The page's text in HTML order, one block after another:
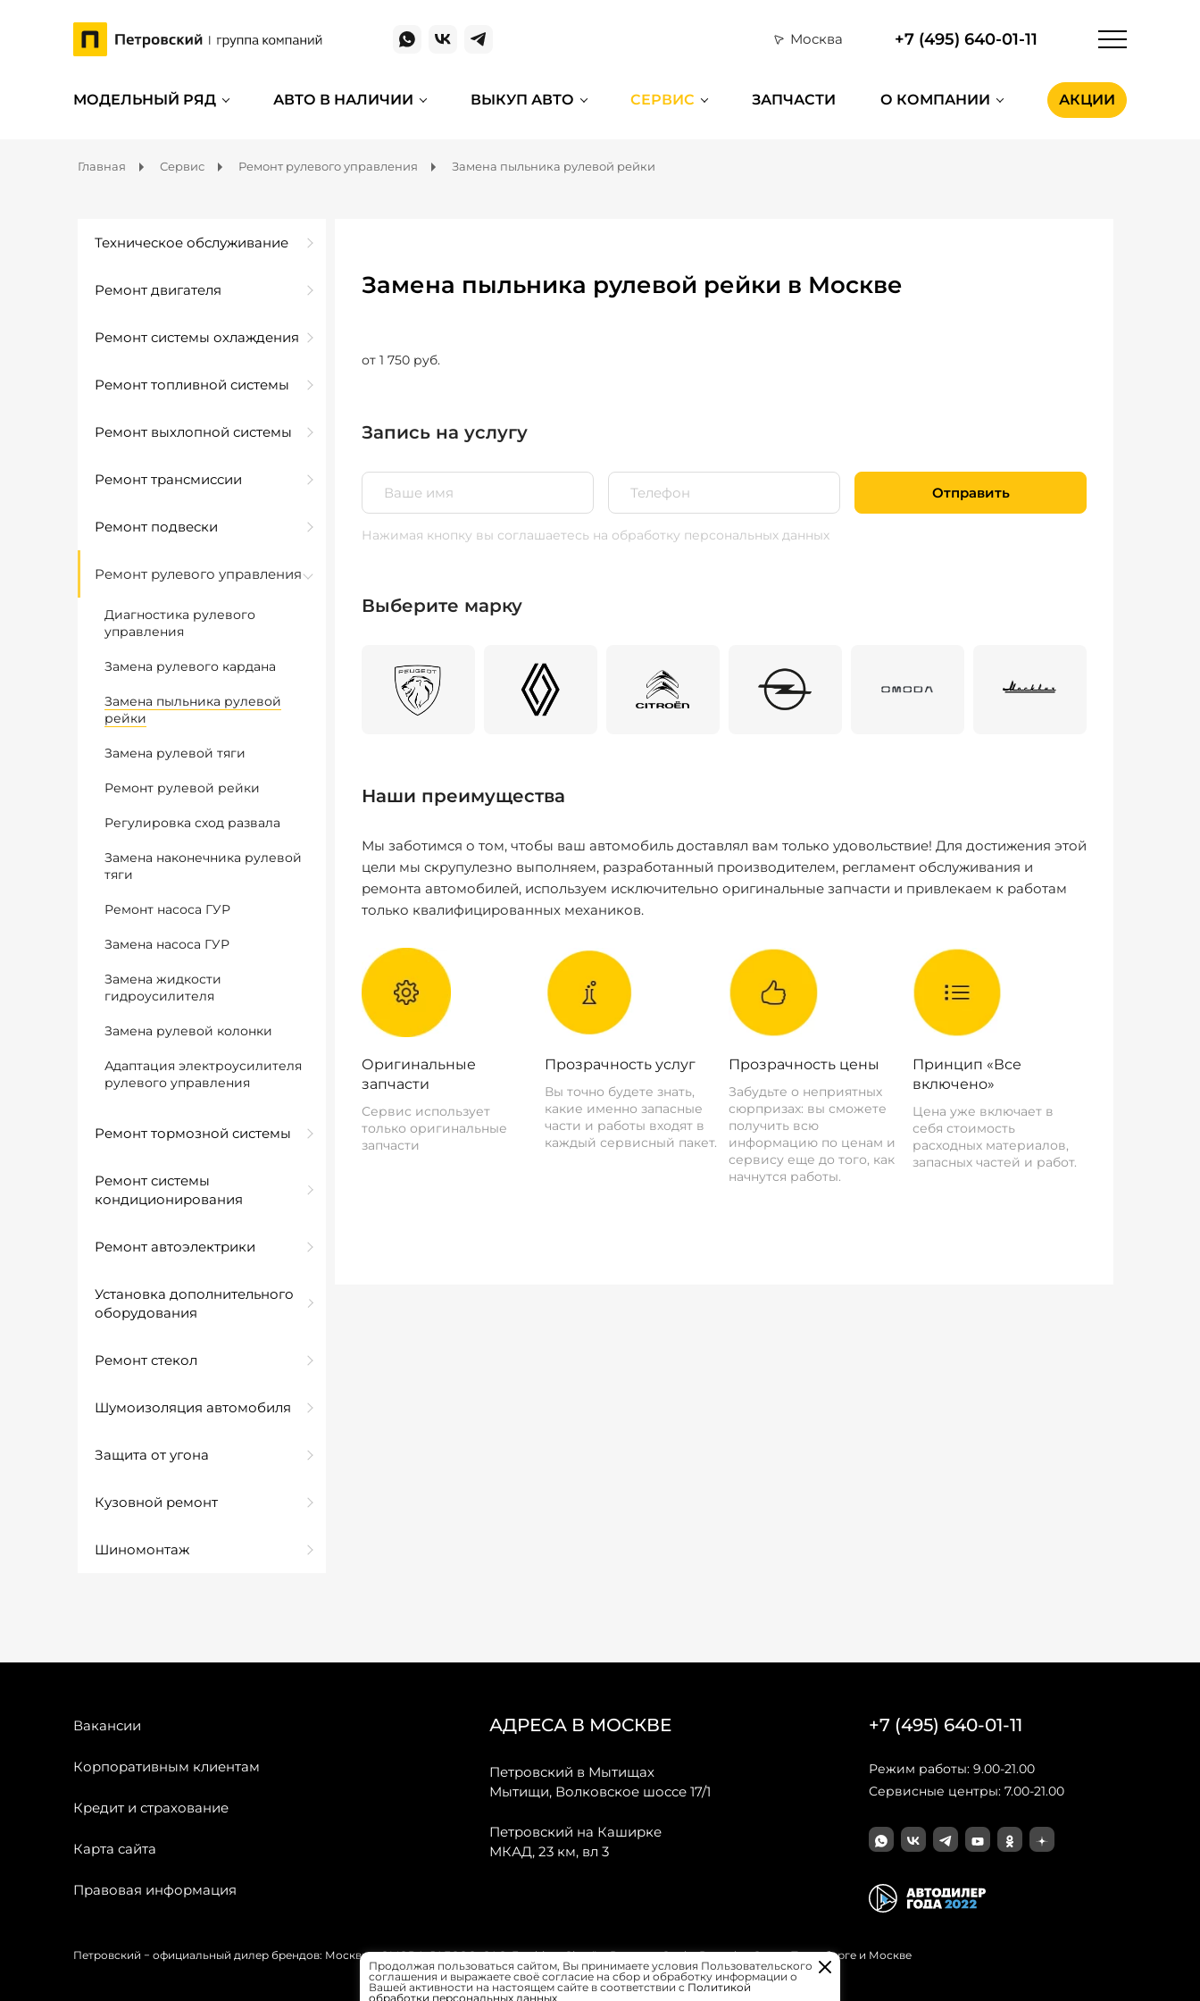
Москва +7 (495) 640-01-11
МОДЕЛЬНЫЙ РЯД АВТО В НАЛИЧИИ ВЫКУП АВТО СЕРВИС ЗАПЧАСТИ О КОМПАНИИ АКЦИИ
Главная Сервис Ремонт рулевого управления Замена пыльника рулевой рейки
Техническое обслуживание
Ремонт двигателя
Ремонт системы охлаждения
Ремонт топливной системы
Ремонт выхлопной системы
Ремонт трансмиссии
Ремонт подвески
Ремонт рулевого управления
Диагностика рулевого
управления
Замена рулевого кардана
Замена пыльника рулевой
рейки
Замена рулевой тяги
Ремонт рулевой рейки
Регулировка сход развала
Замена наконечника рулевой
тяги
Ремонт насоса ГУР
Замена насоса ГУР
Замена жидкости
гидроусилителя
Замена рулевой колонки
Адаптация электроусилителя
рулевого управления
Ремонт тормозной системы
Ремонт системы
кондиционирования
Ремонт автоэлектрики
Установка дополнительного
оборудования
Ремонт стекол
Шумоизоляция автомобиля
Защита от угона
Кузовной ремонт
Шиномонтаж
Замена пыльника рулевой рейки в Москве
от 1 750 руб.
Запись на услугу
Отправить
Нажимая кнопку вы соглашаетесь на обработку персональных данных
Выберите марку
Наши преимущества
Мы заботимся о том, чтобы ваш автомобиль доставлял вам только удовольствие! Для достижения этой
цели мы скрупулезно выполняем, разработанный производителем, регламент обслуживания и
ремонта автомобилей, используем исключительно оригинальные запчасти и привлекаем к работам
только квалифицированных механиков.
Оригинальные
запчасти
Сервис использует
только оригинальные
запчасти
Прозрачность услуг
Вы точно будете знать,
какие именно запасные
части и работы входят в
каждый сервисный пакет.
Прозрачность цены
Забудьте о неприятных
сюрпризах: вы сможете
получить всю
информацию по ценам и
сервису еще до того, как
начнутся работы.
Принцип «Все
включено»
Цена уже включает в
себя стоимость
расходных материалов,
запасных частей и работ.
Вакансии
Корпоративным клиентам
Кредит и страхование
Карта сайта
Правовая информация
АДРЕСА В МОСКВЕ
Петровский в Мытищах
Мытищи, Волковское шоссе 17/1
Петровский на Каширке
МКАД, 23 км, вл 3
+7 (495) 640-01-11
Режим работы: 9.00-21.00
Сервисные центры: 7.00-21.00
Петровский − официальный дилер брендов: Москвич, OMODA, JAECOO, GAC, Forthing, Citroёn, Peugeot, Opel и Renault в Санкт-Петербурге и Москве
Продолжая пользоваться сайтом, Вы принимаете условия Пользовательского
соглашения и выражаете своё согласие на сбор и обработку информации о
Вашей активности на настоящем сайте в соответствии с Политикой
обработки персональных данных